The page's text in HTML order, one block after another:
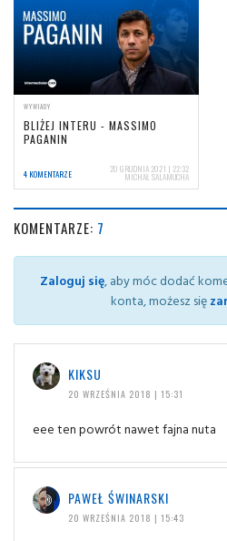
WYWIADY
BLIŻEJ INTERU - MASSIMO
PAGANIN
4 KOMENTARZE 20 GRUDNIA 2021 | 22:32
MICHAŁ SALAMUCHA
KOMENTARZE: 7
Zaloguj się, aby móc dodać
konta, możesz się
KIKSU
20 WRZEŚNIA 2018 | 15:31
eee ten powrót nawet fajna nuta
PAWEŁ ŚWINARSKI
20 WRZEŚNIA 2018 | 15:43